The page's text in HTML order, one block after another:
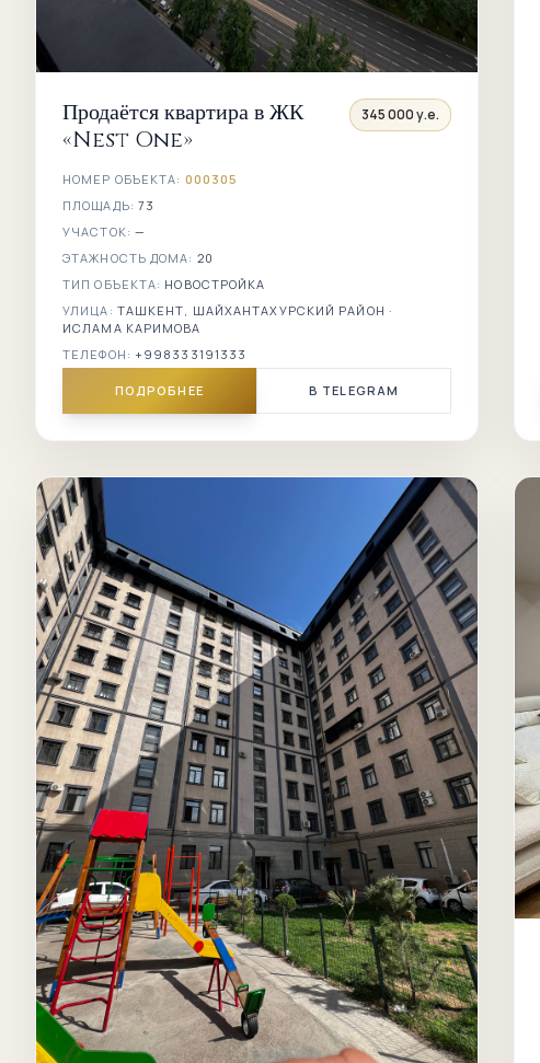
Продаётся квартира в ЖК
«Nest One»
345 000 у.е.
НОМЕР ОБЪЕКТА: 000305
ПЛОЩАДЬ: 73
УЧАСТОК: —
ЭТАЖНОСТЬ ДОМА: 20
ТИП ОБЪЕКТА: НОВОСТРОЙКА
УЛИЦА: ТАШКЕНТ, ШАЙХАНТАХУРСКИЙ РАЙОН ·
ИСЛАМА КАРИМОВА
ТЕЛЕФОН: +998333191333
ПОДРОБНЕЕ В TELEGRAM